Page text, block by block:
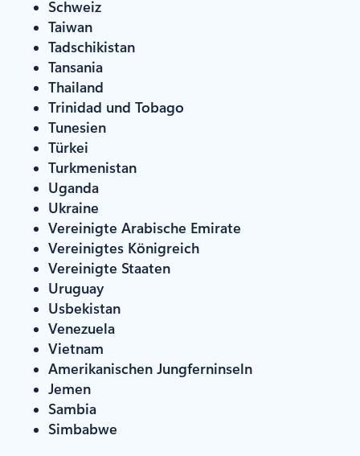
Schweiz
Taiwan
Tadschikistan
Tansania
Thailand
Trinidad und Tobago
Tunesien
Türkei
Turkmenistan
Uganda
Ukraine
Vereinigte Arabische Emirate
Vereinigtes Königreich
Vereinigte Staaten
Uruguay
Usbekistan
Venezuela
Vietnam
Amerikanischen Jungferninseln
Jemen
Sambia
Simbabwe